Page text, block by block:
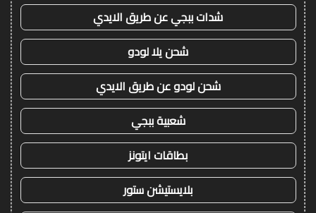
شدات ببجي عن طريق الايدي
شحن يلا لودو
شحن لودو عن طريق الايدي
شعبية ببجي
بطاقات ايتونز
بلايستيشن ستور